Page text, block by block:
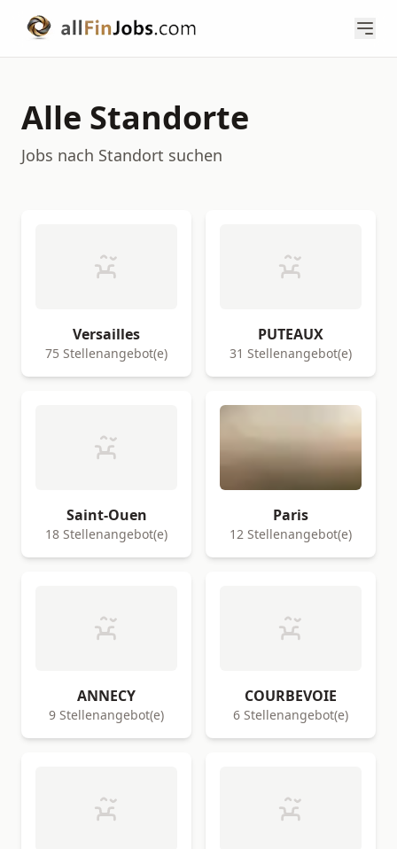
Alle Standorte
Jobs nach Standort suchen
Versailles
75 Stellenangebot(e)
PUTEAUX
31 Stellenangebot(e)
Saint-Ouen
18 Stellenangebot(e)
Paris
12 Stellenangebot(e)
ANNECY
9 Stellenangebot(e)
COURBEVOIE
6 Stellenangebot(e)